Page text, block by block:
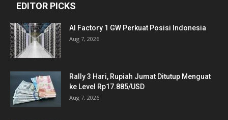
EDITOR PICKS
AI Factory 1 GW Perkuat Posisi Indonesia
Aug 7, 2026
Rally 3 Hari, Rupiah Jumat Ditutup Menguat
ke Level Rp17.885/USD
Aug 7, 2026